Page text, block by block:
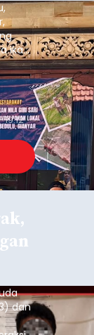
ikan
dan